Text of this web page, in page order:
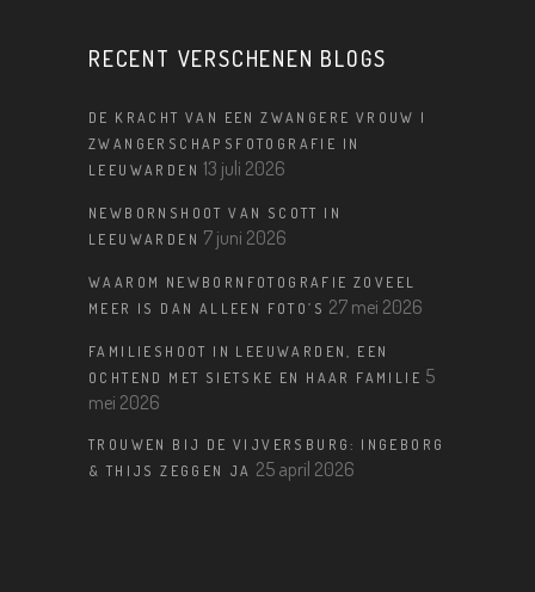
RECENT VERSCHENEN BLOGS
DE KRACHT VAN EEN ZWANGERE VROUW |
ZWANGERSCHAPSFOTOGRAFIE IN
LEEUWARDEN 13 juli 2026
NEWBORNSHOOT VAN SCOTT IN
LEEUWARDEN 7 juni 2026
WAAROM NEWBORNFOTOGRAFIE ZOVEEL
MEER IS DAN ALLEEN FOTO’S 27 mei 2026
FAMILIESHOOT IN LEEUWARDEN, EEN
OCHTEND MET SIETSKE EN HAAR FAMILIE 5
mei 2026
TROUWEN BIJ DE VIJVERSBURG: INGEBORG
& THIJS ZEGGEN JA 25 april 2026